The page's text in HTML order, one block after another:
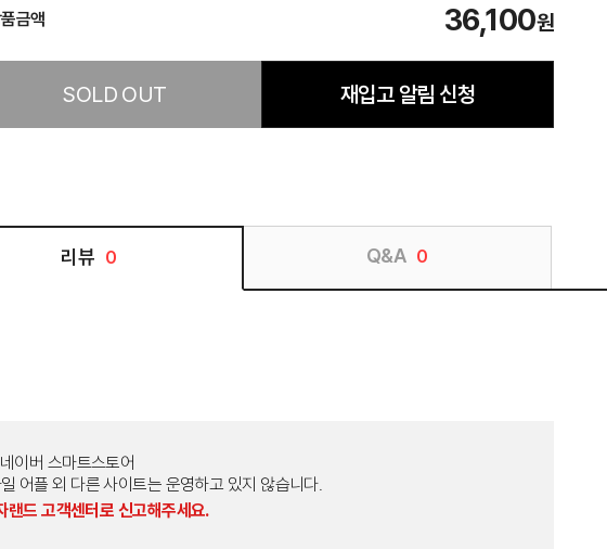
금액 36,100원
SOLD OUT 재입고 알림 신청
리뷰 0 Q&A 0
이버 스마트스토어
플 외 다른 사이트는 운영하고 있지 않습니다.
랜드 고객센터로 신고해주세요.